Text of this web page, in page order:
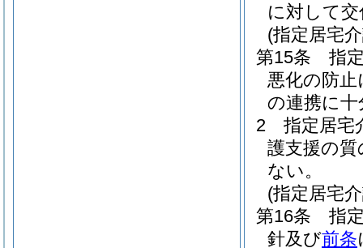
に対して
(指定居宅
第15条
指
悪化の防
の連携に
2
指定居宅
護支援の
ない。
(指定居宅
第16条
指
針及び前条